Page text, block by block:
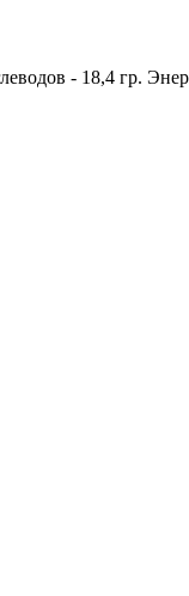
- 18,4 гр.